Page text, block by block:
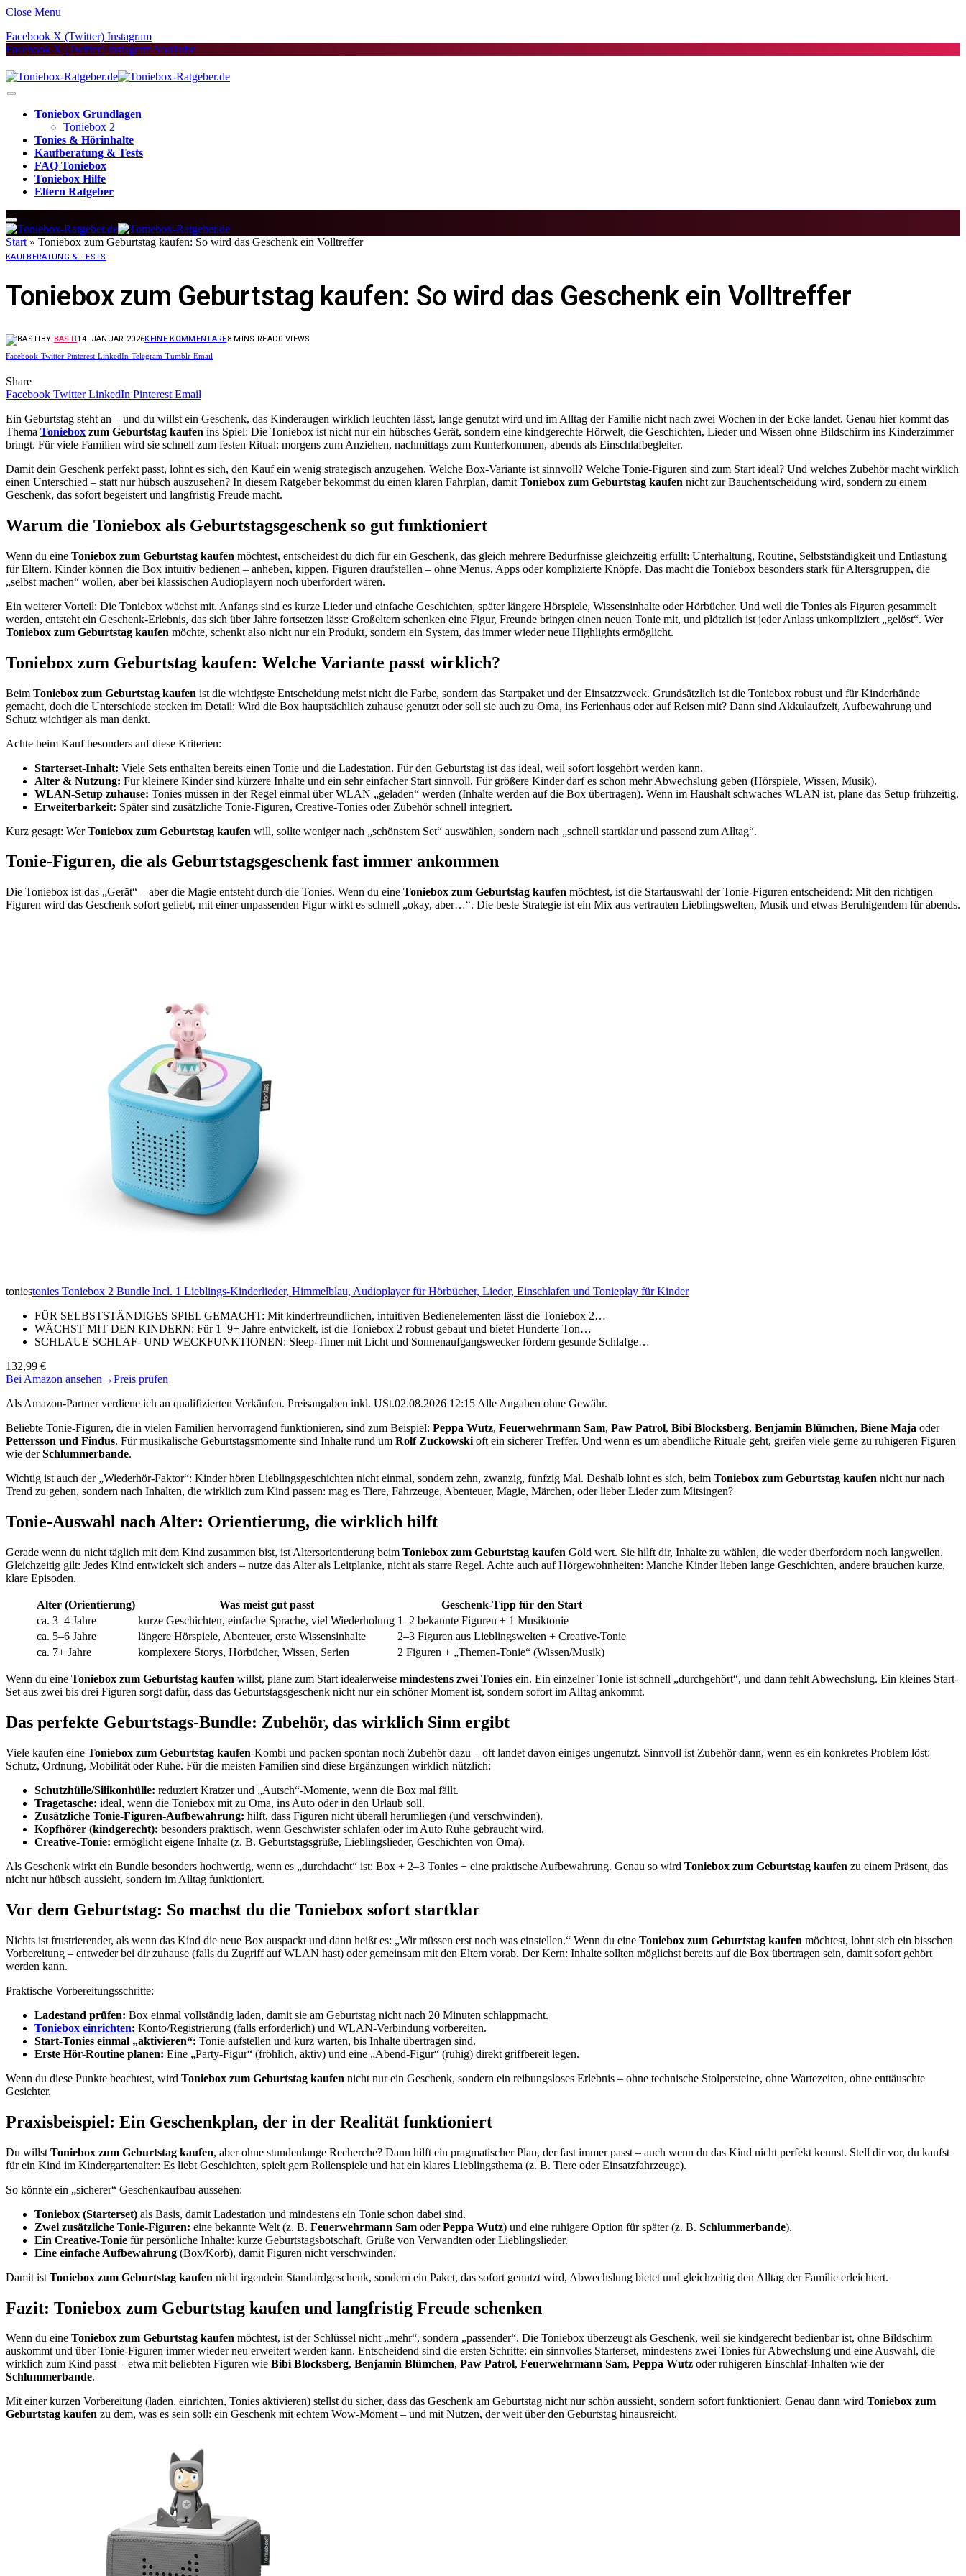
Close Menu
Facebook X (Twitter) Instagram
Facebook X (Twitter) InstagramYouTube
Toniebox Grundlagen
Toniebox 2
Tonies & Hörinhalte
Kaufberatung & Tests
FAQ Toniebox
Toniebox Hilfe
Eltern Ratgeber
Start » Toniebox zum Geburtstag kaufen: So wird das Geschenk ein Volltreffer
KAUFBERATUNG & TESTS
Toniebox zum Geburtstag kaufen: So wird das Geschenk ein Volltreffer
BY BASTI14. JANUAR 2026KEINE KOMMENTARE8 MINS READ0 VIEWS
Facebook Twitter Pinterest LinkedIn Telegram Tumblr Email
Share
Facebook Twitter LinkedIn Pinterest Email
Ein Geburtstag steht an – und du willst ein Geschenk, das Kinderaugen wirklich leuchten lässt, lange genutzt wird und im Alltag der Familie nicht nach zwei Wochen in der Ecke landet. Genau hier kommt das
Thema Toniebox zum Geburtstag kaufen ins Spiel: Die Toniebox ist nicht nur ein hübsches Gerät, sondern eine kindgerechte Hörwelt, die Geschichten, Lieder und Wissen ohne Bildschirm ins Kinderzimmer
bringt. Für viele Familien wird sie schnell zum festen Ritual: morgens zum Anziehen, nachmittags zum Runterkommen, abends als Einschlafbegleiter.
Damit dein Geschenk perfekt passt, lohnt es sich, den Kauf ein wenig strategisch anzugehen. Welche Box-Variante ist sinnvoll? Welche Tonie-Figuren sind zum Start ideal? Und welches Zubehör macht wirklich
einen Unterschied – statt nur hübsch auszusehen? In diesem Ratgeber bekommst du einen klaren Fahrplan, damit Toniebox zum Geburtstag kaufen nicht zur Bauchentscheidung wird, sondern zu einem
Geschenk, das sofort begeistert und langfristig Freude macht.
Warum die Toniebox als Geburtstagsgeschenk so gut funktioniert
Wenn du eine Toniebox zum Geburtstag kaufen möchtest, entscheidest du dich für ein Geschenk, das gleich mehrere Bedürfnisse gleichzeitig erfüllt: Unterhaltung, Routine, Selbstständigkeit und Entlastung
für Eltern. Kinder können die Box intuitiv bedienen – anheben, kippen, Figuren draufstellen – ohne Menüs, Apps oder komplizierte Knöpfe. Das macht die Toniebox besonders stark für Altersgruppen, die
„selbst machen“ wollen, aber bei klassischen Audioplayern noch überfordert wären.
Ein weiterer Vorteil: Die Toniebox wächst mit. Anfangs sind es kurze Lieder und einfache Geschichten, später längere Hörspiele, Wissensinhalte oder Hörbücher. Und weil die Tonies als Figuren gesammelt
werden, entsteht ein Geschenk-Erlebnis, das sich über Jahre fortsetzen lässt: Großeltern schenken eine Figur, Freunde bringen einen neuen Tonie mit, und plötzlich ist jeder Anlass unkompliziert „gelöst“. Wer
Toniebox zum Geburtstag kaufen möchte, schenkt also nicht nur ein Produkt, sondern ein System, das immer wieder neue Highlights ermöglicht.
Toniebox zum Geburtstag kaufen: Welche Variante passt wirklich?
Beim Toniebox zum Geburtstag kaufen ist die wichtigste Entscheidung meist nicht die Farbe, sondern das Startpaket und der Einsatzzweck. Grundsätzlich ist die Toniebox robust und für Kinderhände
gemacht, doch die Unterschiede stecken im Detail: Wird die Box hauptsächlich zuhause genutzt oder soll sie auch zu Oma, ins Ferienhaus oder auf Reisen mit? Dann sind Akkulaufzeit, Aufbewahrung und
Schutz wichtiger als man denkt.
Achte beim Kauf besonders auf diese Kriterien:
Starterset-Inhalt: Viele Sets enthalten bereits einen Tonie und die Ladestation. Für den Geburtstag ist das ideal, weil sofort losgehört werden kann.
Alter & Nutzung: Für kleinere Kinder sind kürzere Inhalte und ein sehr einfacher Start sinnvoll. Für größere Kinder darf es schon mehr Abwechslung geben (Hörspiele, Wissen, Musik).
WLAN-Setup zuhause: Tonies müssen in der Regel einmal über WLAN „geladen“ werden (Inhalte werden auf die Box übertragen). Wenn im Haushalt schwaches WLAN ist, plane das Setup frühzeitig.
Erweiterbarkeit: Später sind zusätzliche Tonie-Figuren, Creative-Tonies oder Zubehör schnell integriert.
Kurz gesagt: WerToniebox zum Geburtstag kaufen will, sollte weniger nach „schönstem Set“ auswählen, sondern nach „schnell startklar und passend zum Alltag“.
Tonie-Figuren, die als Geburtstagsgeschenk fast immer ankommen
Die Toniebox ist das „Gerät“ – aber die Magie entsteht durch die Tonies. Wenn du eine Toniebox zum Geburtstag kaufen möchtest, ist die Startauswahl der Tonie-Figuren entscheidend: Mit den richtigen
Figuren wird das Geschenk sofort geliebt, mit einer unpassenden Figur wirkt es schnell „okay, aber…“. Die beste Strategie ist ein Mix aus vertrauten Lieblingswelten, Musik und etwas Beruhigendem für abends.
toniestonies Toniebox 2 Bundle Incl. 1 Lieblings-Kinderlieder, Himmelblau, Audioplayer für Hörbücher, Lieder, Einschlafen und Tonieplay für Kinder
FÜR SELBSTSTÄNDIGES SPIEL GEMACHT: Mit kinderfreundlichen, intuitiven Bedienelementen lässt die Toniebox 2…
WÄCHST MIT DEN KINDERN: Für 1–9+ Jahre entwickelt, ist die Toniebox 2 robust gebaut und bietet Hunderte Ton…
SCHLAUE SCHLAF- UND WECKFUNKTIONEN: Sleep-Timer mit Licht und Sonnenaufgangswecker fördern gesunde Schlafge…
132,99 €
Bei Amazon ansehen →Preis prüfen
Als Amazon-Partner verdiene ich an qualifizierten Verkäufen. Preisangaben inkl. USt.02.08.2026 12:15 Alle Angaben ohne Gewähr.
Beliebte Tonie-Figuren, die in vielen Familien hervorragend funktionieren, sind zum Beispiel: Peppa Wutz, Feuerwehrmann Sam, Paw Patrol, Bibi Blocksberg, Benjamin Blümchen, Biene Maja oder
Pettersson und Findus. Für musikalische Geburtstagsmomente sind Inhalte rund um Rolf Zuckowski oft ein sicherer Treffer. Und wenn es um abendliche Rituale geht, greifen viele gerne zu ruhigeren Figuren
wie derSchlummerbande.
Wichtig ist auch der „Wiederhör-Faktor“: Kinder hören Lieblingsgeschichten nicht einmal, sondern zehn, zwanzig, fünfzig Mal. Deshalb lohnt es sich, beim Toniebox zum Geburtstag kaufen nicht nur nach
Trend zu gehen, sondern nach Inhalten, die wirklich zum Kind passen: mag es Tiere, Fahrzeuge, Abenteuer, Magie, Märchen, oder lieber Lieder zum Mitsingen?
Tonie-Auswahl nach Alter: Orientierung, die wirklich hilft
Gerade wenn du nicht täglich mit dem Kind zusammen bist, ist Altersorientierung beim Toniebox zum Geburtstag kaufen Gold wert. Sie hilft dir, Inhalte zu wählen, die weder überfordern noch langweilen.
Gleichzeitig gilt: Jedes Kind entwickelt sich anders – nutze das Alter als Leitplanke, nicht als starre Regel. Achte auch auf Hörgewohnheiten: Manche Kinder lieben lange Geschichten, andere brauchen kurze,
klare Episoden.
Alter (Orientierung) Was meist gut passt
Geschenk-Tipp für den Start
ca. 3–4 Jahre
kurze Geschichten, einfache Sprache, viel Wiederholung 1–2 bekannte Figuren + 1 Musiktonie
ca. 5–6 Jahre
längere Hörspiele, Abenteuer, erste Wissensinhalte
2–3 Figuren aus Lieblingswelten + Creative-Tonie
ca. 7+ Jahre
komplexere Storys, Hörbücher, Wissen, Serien 2 Figuren + „Themen-Tonie“ (Wissen/Musik)
Wenn du eine Toniebox zum Geburtstag kaufen willst, plane zum Start idealerweise mindestens zwei Tonies ein. Ein einzelner Tonie ist schnell „durchgehört“, und dann fehlt Abwechslung. Ein kleines Start-
Set aus zwei bis drei Figuren sorgt dafür, dass das Geburtstagsgeschenk nicht nur ein schöner Moment ist, sondern sofort im Alltag ankommt.
Das perfekte Geburtstags-Bundle: Zubehör, das wirklich Sinn ergibt
Viele kaufen eine Toniebox zum Geburtstag kaufen-Kombi und packen spontan noch Zubehör dazu – oft landet davon einiges ungenutzt. Sinnvoll ist Zubehör dann, wenn es ein konkretes Problem löst:
Schutz, Ordnung, Mobilität oder Ruhe. Für die meisten Familien sind diese Ergänzungen wirklich nützlich:
Schutzhülle/Silikonhülle: reduziert Kratzer und „Autsch“-Momente, wenn die Box mal fällt.
Tragetasche: ideal, wenn die Toniebox mit zu Oma, ins Auto oder in den Urlaub soll.
Zusätzliche Tonie-Figuren-Aufbewahrung: hilft, dass Figuren nicht überall herumliegen (und verschwinden).
Kopfhörer (kindgerecht): besonders praktisch, wenn Geschwister schlafen oder im Auto Ruhe gebraucht wird.
Creative-Tonie: ermöglicht eigene Inhalte (z. B. Geburtstagsgrüße, Lieblingslieder, Geschichten von Oma).
Als Geschenk wirkt ein Bundle besonders hochwertig, wenn es „durchdacht“ ist: Box + 2–3 Tonies + eine praktische Aufbewahrung. Genau so wird Toniebox zum Geburtstag kaufen zu einem Präsent, das
nicht nur hübsch aussieht, sondern im Alltag funktioniert.
Vor dem Geburtstag: So machst du die Toniebox sofort startklar
Nichts ist frustrierender, als wenn das Kind die neue Box auspackt und dann heißt es: „Wir müssen erst noch was einstellen.“ Wenn du eine Toniebox zum Geburtstag kaufen möchtest, lohnt sich ein bisschen
Vorbereitung – entweder bei dir zuhause (falls du Zugriff auf WLAN hast) oder gemeinsam mit den Eltern vorab. Der Kern: Inhalte sollten möglichst bereits auf die Box übertragen sein, damit sofort gehört
werden kann.
Praktische Vorbereitungsschritte:
Ladestand prüfen: Box einmal vollständig laden, damit sie am Geburtstag nicht nach 20 Minuten schlappmacht.
Toniebox einrichten: Konto/Registrierung (falls erforderlich) und WLAN-Verbindung vorbereiten.
Start-Tonies einmal „aktivieren“: Tonie aufstellen und kurz warten, bis Inhalte übertragen sind.
Erste Hör-Routine planen: Eine „Party-Figur“ (fröhlich, aktiv) und eine „Abend-Figur“ (ruhig) direkt griffbereit legen.
Wenn du diese Punkte beachtest, wird Toniebox zum Geburtstag kaufen nicht nur ein Geschenk, sondern ein reibungsloses Erlebnis – ohne technische Stolpersteine, ohne Wartezeiten, ohne enttäuschte
Gesichter.
Praxisbeispiel: Ein Geschenkplan, der in der Realität funktioniert
Du willst Toniebox zum Geburtstag kaufen, aber ohne stundenlange Recherche? Dann hilft ein pragmatischer Plan, der fast immer passt – auch wenn du das Kind nicht perfekt kennst. Stell dir vor, du kaufst
für ein Kind im Kindergartenalter: Es liebt Geschichten, spielt gern Rollenspiele und hat ein klares Lieblingsthema (z. B. Tiere oder Einsatzfahrzeuge).
So könnte ein „sicherer“ Geschenkaufbau aussehen:
Toniebox (Starterset) als Basis, damit Ladestation und mindestens ein Tonie schon dabei sind.
Zwei zusätzliche Tonie-Figuren: eine bekannte Welt (z. B. Feuerwehrmann Sam oderPeppa Wutz) und eine ruhigere Option für später (z. B. Schlummerbande).
Ein Creative-Tonie für persönliche Inhalte: kurze Geburtstagsbotschaft, Grüße von Verwandten oder Lieblingslieder.
Eine einfache Aufbewahrung (Box/Korb), damit Figuren nicht verschwinden.
Damit ist Toniebox zum Geburtstag kaufen nicht irgendein Standardgeschenk, sondern ein Paket, das sofort genutzt wird, Abwechslung bietet und gleichzeitig den Alltag der Familie erleichtert.
Fazit: Toniebox zum Geburtstag kaufen und langfristig Freude schenken
Wenn du eine Toniebox zum Geburtstag kaufen möchtest, ist der Schlüssel nicht „mehr“, sondern „passender“. Die Toniebox überzeugt als Geschenk, weil sie kindgerecht bedienbar ist, ohne Bildschirm
auskommt und über Tonie-Figuren immer wieder neu erweitert werden kann. Entscheidend sind die ersten Schritte: ein sinnvolles Starterset, mindestens zwei Tonies für Abwechslung und eine Auswahl, die
wirklich zum Kind passt – etwa mit beliebten Figuren wie Bibi Blocksberg, Benjamin Blümchen, Paw Patrol, Feuerwehrmann Sam, Peppa Wutz oder ruhigeren Einschlaf-Inhalten wie der
Schlummerbande.
Mit einer kurzen Vorbereitung (laden, einrichten, Tonies aktivieren) stellst du sicher, dass das Geschenk am Geburtstag nicht nur schön aussieht, sondern sofort funktioniert. Genau dann wird Toniebox zum
Geburtstag kaufen zu dem, was es sein soll: ein Geschenk mit echtem Wow-Moment – und mit Nutzen, der weit über den Geburtstag hinausreicht.